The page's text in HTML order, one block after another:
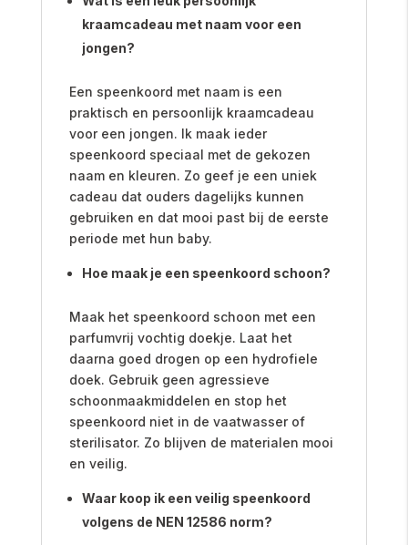
kraamcadeau met naam voor een
jongen?
Een speenkoord met naam is een
praktisch en persoonlijk kraamcadeau
voor een jongen. Ik maak ieder
speenkoord speciaal met de gekozen
naam en kleuren. Zo geef je een uniek
cadeau dat ouders dagelijks kunnen
gebruiken en dat mooi past bij de eerste
periode met hun baby.
Hoe maak je een speenkoord schoon?
Maak het speenkoord schoon met een
parfumvrij vochtig doekje. Laat het
daarna goed drogen op een hydrofiele
doek. Gebruik geen agressieve
schoonmaakmiddelen en stop het
speenkoord niet in de vaatwasser of
sterilisator. Zo blijven de materialen mooi
en veilig.
Waar koop ik een veilig speenkoord
volgens de NEN 12586 norm?